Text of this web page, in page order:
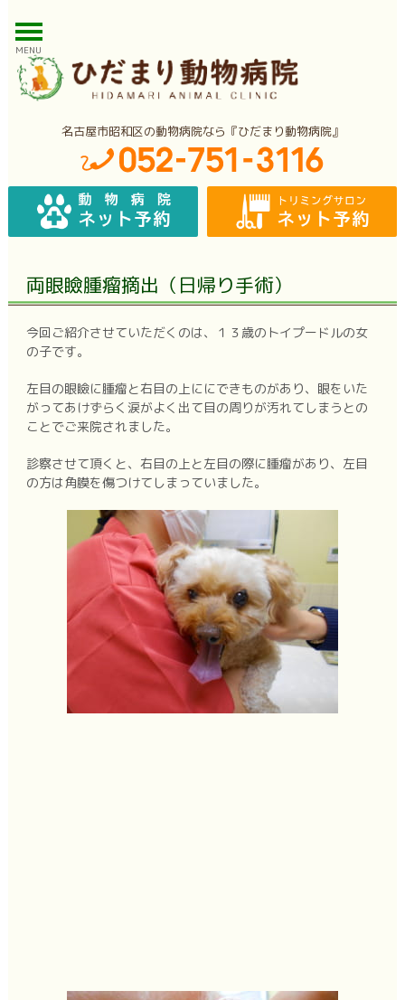
MENU
名古屋市昭和区の動物病院なら『ひだまり動物病院』
両眼瞼腫瘤摘出（日帰り手術）
今回ご紹介させていただくのは、１３歳のトイプードルの女
の子です。
左目の眼瞼に腫瘤と右目の上ににできものがあり、眼をいた
がってあけずらく涙がよく出て目の周りが汚れてしまうとの
ことでご来院されました。
診察させて頂くと、右目の上と左目の際に腫瘤があり、左目
の方は角膜を傷つけてしまっていました。